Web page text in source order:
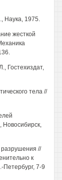
Наука, 1975.
жесткой
Гостехиздат,
тела //
Новосибирск,
//
к
Петербург, 7-9